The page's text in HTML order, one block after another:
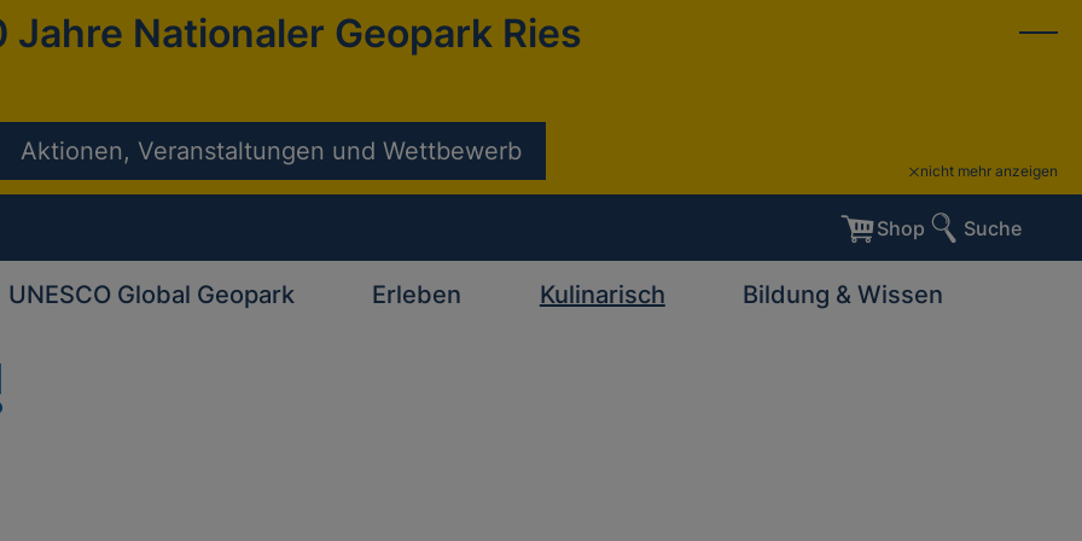
Jahre Nationaler Geopark Ries
Aktionen, Veranstaltungen und Wettbewerb
nicht mehr anzeigen
Shop Suche
UNESCO Global Geopark Erleben Kulinarisch Bildung & Wissen